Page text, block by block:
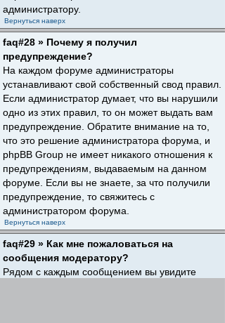
администратору.
Вернуться наверх
faq#28 » Почему я получил
предупреждение?
На каждом форуме администраторы
устанавливают свой собственный свод правил.
Если администратор думает, что вы нарушили
одно из этих правил, то он может выдать вам
предупреждение. Обратите внимание на то,
что это решение администратора форума, и
phpBB Group не имеет никакого отношения к
предупреждениям, выдаваемым на данном
форуме. Если вы не знаете, за что получили
предупреждение, то свяжитесь с
администратором форума.
Вернуться наверх
faq#29 » Как мне пожаловаться на
сообщения модератору?
Рядом с каждым сообщением вы увидите